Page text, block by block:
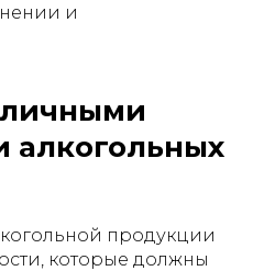
и
алкогольных
продукции
которые должны